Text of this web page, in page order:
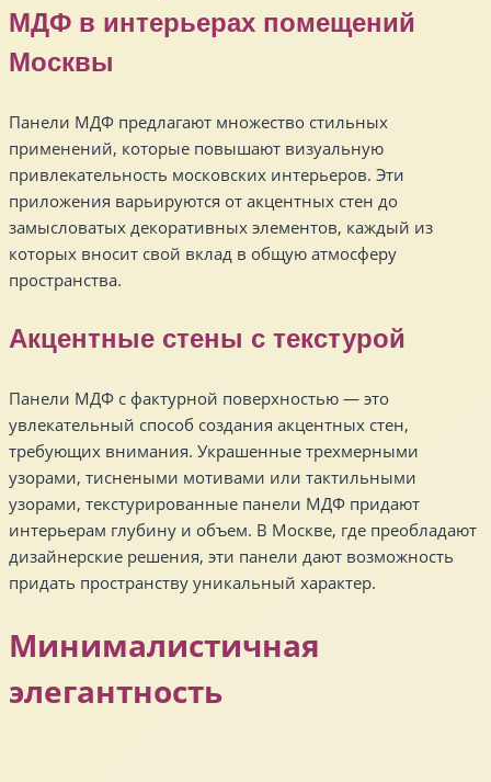
МДФ в интерьерах помещений
Москвы
Панели МДФ предлагают множество стильных
применений, которые повышают визуальную
привлекательность московских интерьеров. Эти
приложения варьируются от акцентных стен до
замысловатых декоративных элементов, каждый из
которых вносит свой вклад в общую атмосферу
пространства.
Акцентные стены с текстурой
Панели МДФ с фактурной поверхностью — это
увлекательный способ создания акцентных стен,
требующих внимания. Украшенные трехмерными
узорами, тиснеными мотивами или тактильными
узорами, текстурированные панели МДФ придают
интерьерам глубину и объем. В Москве, где преобладают
дизайнерские решения, эти панели дают возможность
придать пространству уникальный характер.
Минималистичная
элегантность